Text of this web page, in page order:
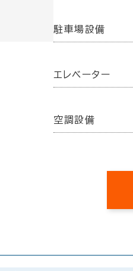
駐車場設備
エレベーター
空調設備